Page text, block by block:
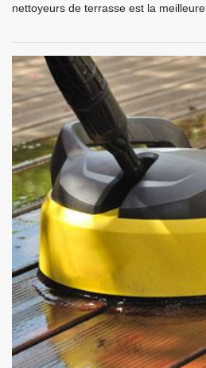
nettoyeurs de terrasse est la meilleure.